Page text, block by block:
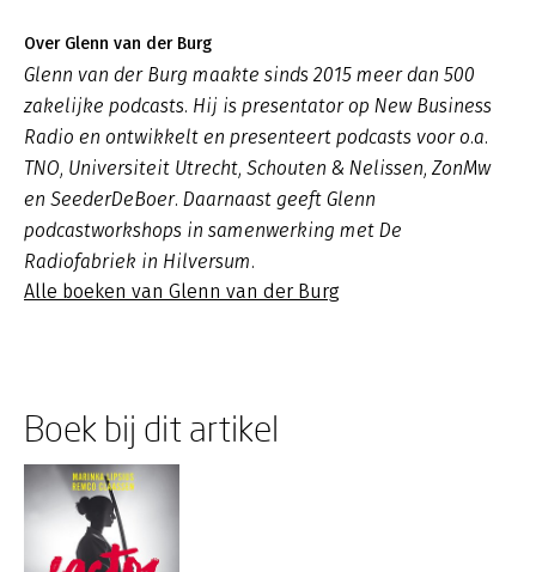
Over Glenn van der Burg
Glenn van der Burg maakte sinds 2015 meer dan 500
zakelijke podcasts. Hij is presentator op New Business
Radio en ontwikkelt en presenteert podcasts voor o.a.
TNO, Universiteit Utrecht, Schouten & Nelissen, ZonMw
en SeederDeBoer. Daarnaast geeft Glenn
podcastworkshops in samenwerking met De
Radiofabriek in Hilversum.
Alle boeken van Glenn van der Burg
Boek bij dit artikel